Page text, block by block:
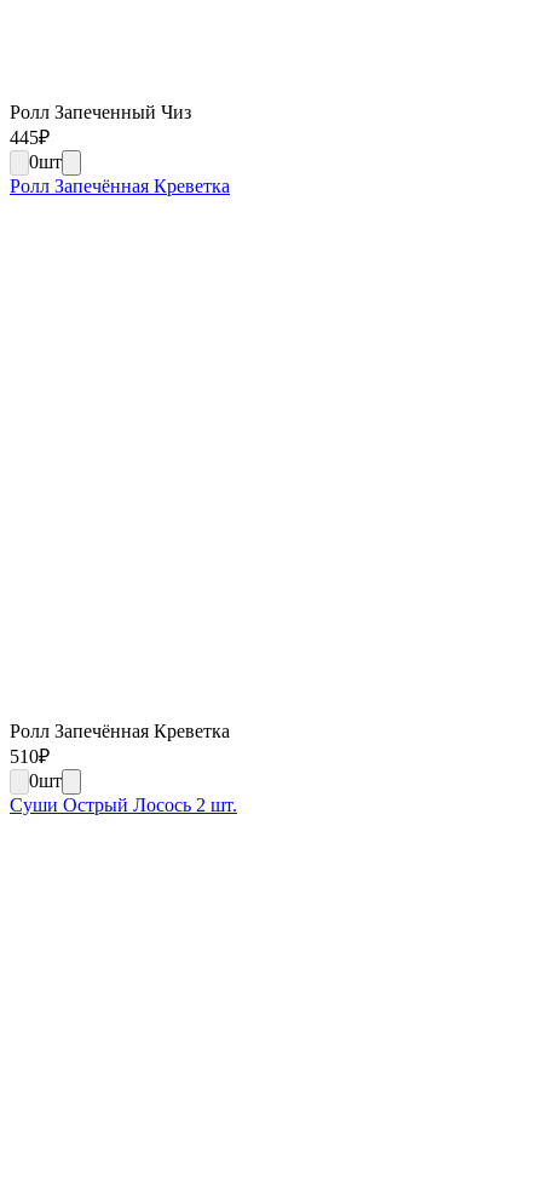
Ролл Запеченный Чиз
445₽
0шт
Ролл Запечённая Креветка
Ролл Запечённая Креветка
510₽
0шт
Суши Острый Лосось 2 шт.